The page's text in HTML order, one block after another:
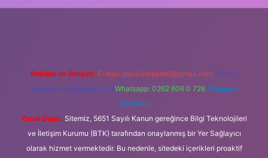
Reklam ve İletişim: E-mail: backlinkpaneli@gmail.com Teams:
forumhizmeti@gmail.com Whatsapp: 0262 606 0 726 Telegram:
@karabul
Yasal Uyarı: Sitemiz, 5651 Sayılı Kanun gereğince Bilgi Teknolojileri
ve İletişim Kurumu (BTK) tarafından onaylanmış bir Yer Sağlayıcı
olarak hizmet vermektedir. Bu nedenle, sitedeki içerikleri proaktif